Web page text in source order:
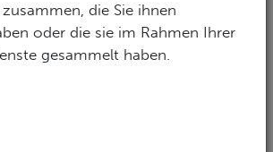
im
der Bikol Region mit der
die Sie ihnen
oder die sie im Rahmen Ihrer
gesammelt haben.